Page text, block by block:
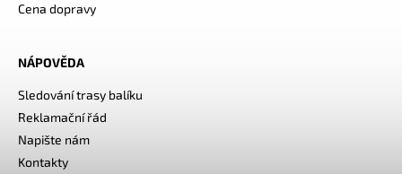
Cena dopravy
NÁPOVĚDA
Sledování trasy balíku
Reklamační řád
Napište nám
Kontakty